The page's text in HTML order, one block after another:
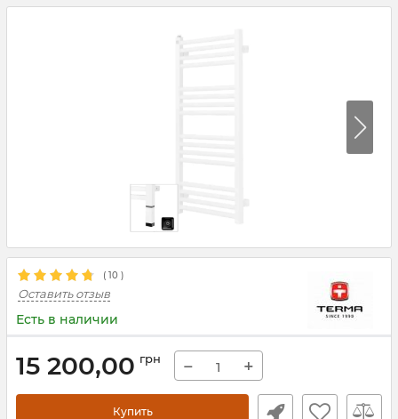
( 10 )
Оставить отзыв
Есть в наличии
15 200,00 грн − +
Купить